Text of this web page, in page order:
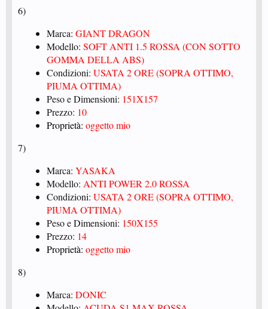
6)
Marca: GIANT DRAGON
Modello: SOFT ANTI 1.5 ROSSA (CON SOTTO
GOMMA DELLA ABS)
Condizioni: USATA 2 ORE (SOPRA OTTIMO,
PIUMA OTTIMA)
Peso e Dimensioni: 151X157
Prezzo: 10
Proprietà: oggetto mio
7)
Marca: YASAKA
Modello: ANTI POWER 2.0 ROSSA
Condizioni: USATA 2 ORE (SOPRA OTTIMO,
PIUMA OTTIMA)
Peso e Dimensioni: 150X155
Prezzo: 14
Proprietà: oggetto mio
8)
Marca: DONIC